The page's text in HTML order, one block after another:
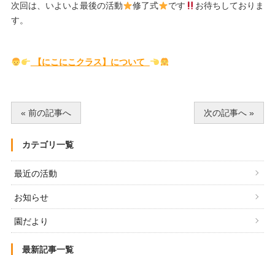
次回は、いよいよ最後の活動 修了式 です
お待ちしておりま
す。
【にこにこクラス】について
« 前の記事へ 次の記事へ »
カテゴリ一覧
最近の活動
お知らせ
園だより
最新記事一覧